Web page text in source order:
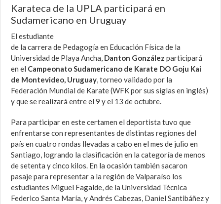
Karateca de la UPLA participará en
Sudamericano en Uruguay
El estudiante
de la carrera de Pedagogía en Educación Física de la
Universidad de Playa Ancha, Danton González participará
en el Campeonato Sudamericano de Karate DO Goju Kai
de Montevideo, Uruguay, torneo validado por la
Federación Mundial de Karate (WFK por sus siglas en inglés)
y que se realizará entre el 9 y el 13 de octubre.
Para participar en este certamen el deportista tuvo que
enfrentarse con representantes de distintas regiones del
país en cuatro rondas llevadas a cabo en el mes de julio en
Santiago, logrando la clasificación en la categoría de menos
de setenta y cinco kilos. En la ocasión también sacaron
pasaje para representar a la región de Valparaíso los
estudiantes Miguel Fagalde, de la Universidad Técnica
Federico Santa María, y Andrés Cabezas, Daniel Santibáñez y